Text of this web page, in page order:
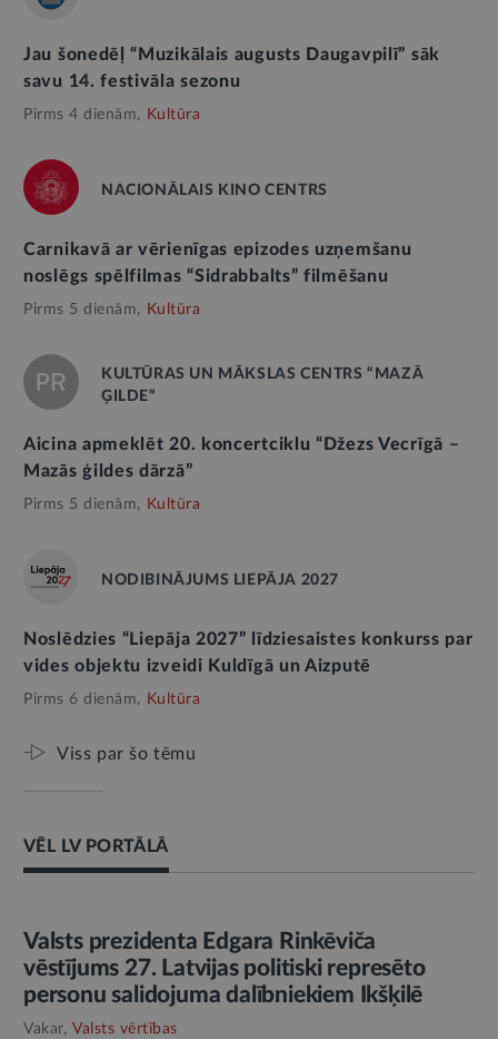
Jau šonedēļ “Muzikālais augusts Daugavpilī” sāk
savu 14. festivāla sezonu
Pirms 4 dienām, Kultūra
NACIONĀLAIS KINO CENTRS
Carnikavā ar vērienīgas epizodes uzņemšanu
noslēgs spēlfilmas “Sidrabbalts” filmēšanu
Pirms 5 dienām, Kultūra
KULTŪRAS UN MĀKSLAS CENTRS “MAZĀ
ĢILDE”
Aicina apmeklēt 20. koncertciklu “Džezs Vecrīgā –
Mazās ģildes dārzā”
Pirms 5 dienām, Kultūra
NODIBINĀJUMS LIEPĀJA 2027
Noslēdzies “Liepāja 2027” līdziesaistes konkurss par
vides objektu izveidi Kuldīgā un Aizputē
Pirms 6 dienām, Kultūra
Viss par šo tēmu
VĒL LV PORTĀLĀ
AMATPERSONAS RUNA
Valsts prezidenta Edgara Rinkēviča
vēstījums 27. Latvijas politiski represēto
personu salidojuma dalībniekiem Ikšķilē
Vakar, Valsts vērtības